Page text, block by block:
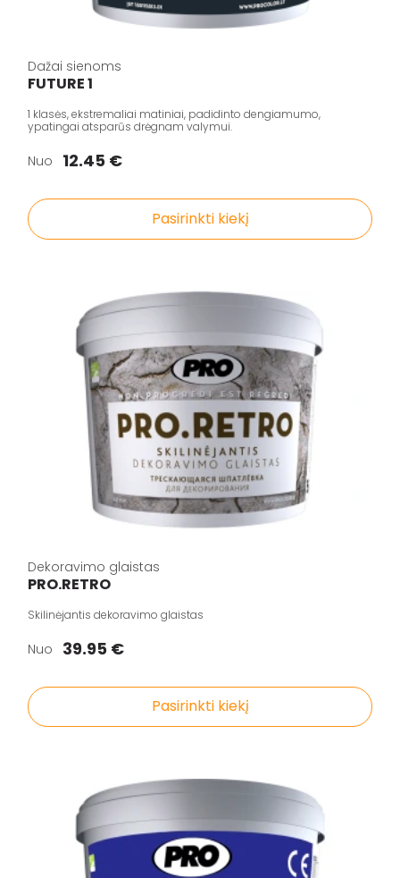
Dažai sienoms
FUTURE 1
1 klasės, ekstremaliai matiniai, padidinto dengiamumo,
ypatingai atsparūs drėgnam valymui.
Nuo 12.45 €
Pasirinkti kiekį
Dekoravimo glaistas
PRO.RETRO
Skilinėjantis dekoravimo glaistas
Nuo 39.95 €
Pasirinkti kiekį